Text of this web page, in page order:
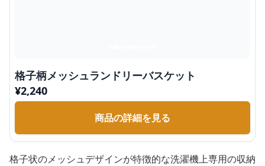
格子柄メッシュランドリーバスケット
¥2,240
商品の詳細を見る
格子状のメッシュデザインが特徴的な洗濯機上専用の収納